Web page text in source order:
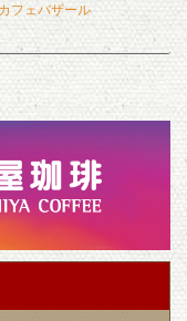
フェバザール